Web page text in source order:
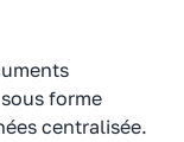
forme
centralisée.